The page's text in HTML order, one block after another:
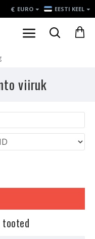
€ EURO EESTI KEEL
viiruk